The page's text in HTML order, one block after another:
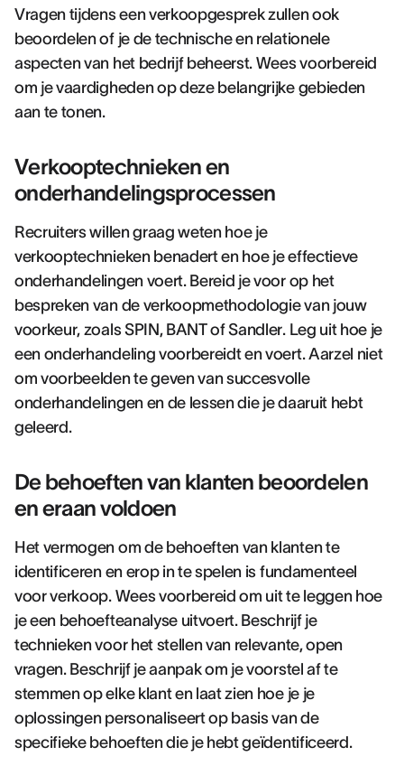
Vragen tijdens een verkoopgesprek zullen ook
beoordelen of je de technische en relationele
aspecten van het bedrijf beheerst. Wees voorbereid
om je vaardigheden op deze belangrijke gebieden
aan te tonen.
Verkooptechnieken en
onderhandelingsprocessen
Recruiters willen graag weten hoe je
verkooptechnieken benadert en hoe je effectieve
onderhandelingen voert. Bereid je voor op het
bespreken van de verkoopmethodologie van jouw
voorkeur, zoals SPIN, BANT of Sandler. Leg uit hoe je
een onderhandeling voorbereidt en voert. Aarzel niet
om voorbeelden te geven van succesvolle
onderhandelingen en de lessen die je daaruit hebt
geleerd.
De behoeften van klanten beoordelen
en eraan voldoen
Het vermogen om de behoeften van klanten te
identificeren en erop in te spelen is fundamenteel
voor verkoop. Wees voorbereid om uit te leggen hoe
je een behoefteanalyse uitvoert. Beschrijf je
technieken voor het stellen van relevante, open
vragen. Beschrijf je aanpak om je voorstel af te
stemmen op elke klant en laat zien hoe je je
oplossingen personaliseert op basis van de
specifieke behoeften die je hebt geïdentificeerd.